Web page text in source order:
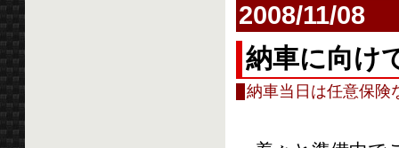
2008/11/08
納車に向け
納車当日は任意保険